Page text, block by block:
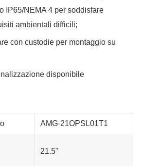
IP65/NEMA 4 per soddisfare
ambientali difficili;
con custodie per montaggio su
disponibile
AMG-21OPSL01T1
21.5"